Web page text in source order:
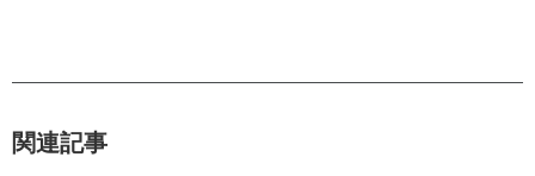
関連記事